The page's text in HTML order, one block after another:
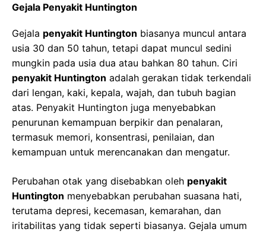
Gejala Penyakit Huntington
Gejala penyakit Huntington biasanya muncul antara
usia 30 dan 50 tahun, tetapi dapat muncul sedini
mungkin pada usia dua atau bahkan 80 tahun. Ciri
penyakit Huntington adalah gerakan tidak terkendali
dari lengan, kaki, kepala, wajah, dan tubuh bagian
atas. Penyakit Huntington juga menyebabkan
penurunan kemampuan berpikir dan penalaran,
termasuk memori, konsentrasi, penilaian, dan
kemampuan untuk merencanakan dan mengatur.
Perubahan otak yang disebabkan oleh penyakit
Huntington menyebabkan perubahan suasana hati,
terutama depresi, kecemasan, kemarahan, dan
iritabilitas yang tidak seperti biasanya. Gejala umum